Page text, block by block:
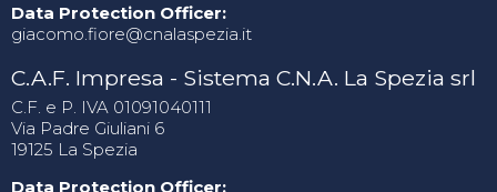
Data Protection Officer:
giacomo.fiore@cnalaspezia.it
C.A.F. Impresa - Sistema C.N.A. La Spezia srl
C.F. e P. IVA 01091040111
Via Padre Giuliani 6
19125 La Spezia
Data Protection Officer: